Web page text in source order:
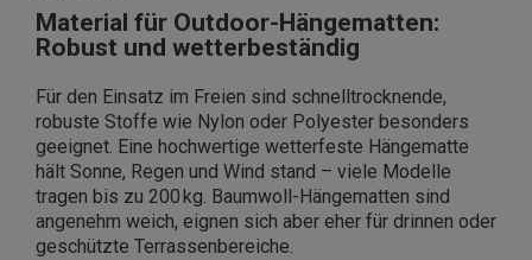
Material für Outdoor-Hängematten:
Robust und wetterbeständig
Für den Einsatz im Freien sind schnelltrocknende,
robuste Stoffe wie Nylon oder Polyester besonders
geeignet. Eine hochwertige wetterfeste Hängematte
hält Sonne, Regen und Wind stand – viele Modelle
tragen bis zu 200 kg. Baumwoll-Hängematten sind
angenehm weich, eignen sich aber eher für drinnen oder
geschützte Terrassenbereiche.